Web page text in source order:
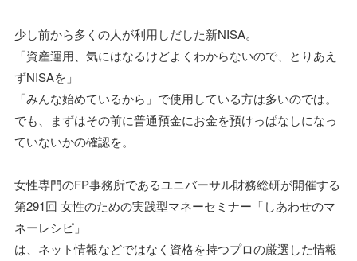
少し前から多くの人が利用しだした新NISA。
「資産運用、気にはなるけどよくわからないので、とりあえ
ずNISAを」
「みんな始めているから」で使用している方は多いのでは。
でも、まずはその前に普通預金にお金を預けっぱなしになっ
ていないかの確認を。
女性専門のFP事務所であるユニバーサル財務総研が開催する
第291回 女性のための実践型マネーセミナー「しあわせのマ
ネーレシピ」
は、ネット情報などではなく資格を持つプロの厳選した情報